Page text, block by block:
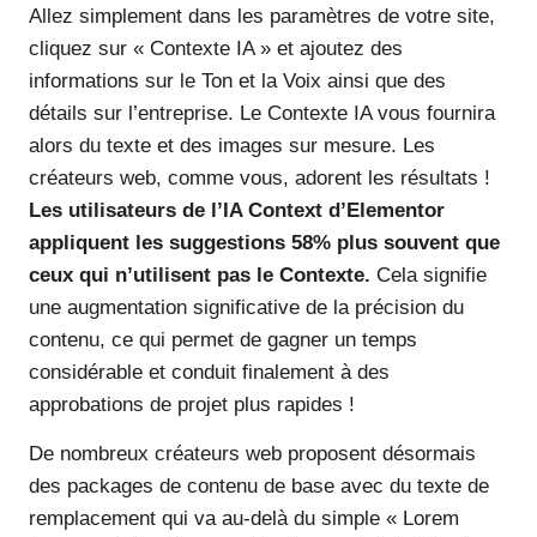
Allez simplement dans les paramètres de votre site,
cliquez sur « Contexte IA » et ajoutez des
informations sur le Ton et la Voix ainsi que des
détails sur l’entreprise. Le Contexte IA vous fournira
alors du texte et des images sur mesure. Les
créateurs web, comme vous, adorent les résultats !
Les utilisateurs de l’IA Context d’Elementor
appliquent les suggestions 58% plus souvent que
ceux qui n’utilisent pas le Contexte. Cela signifie
une augmentation significative de la précision du
contenu, ce qui permet de gagner un temps
considérable et conduit finalement à des
approbations de projet plus rapides !
De nombreux créateurs web proposent désormais
des packages de contenu de base avec du texte de
remplacement qui va au-delà du simple « Lorem